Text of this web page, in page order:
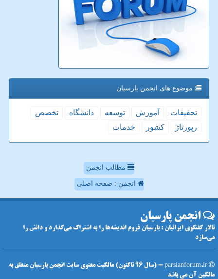
موضوع های انجمن پارسیان
تحقیقات آموزش توسعه دانشگاه
تخصص
رپورتاژ
كشور خدمات
مطالب انجمن
انجمن : صفحه اصلی
انجمن پارسیان
تالار گفتگوی ایرانیان : پارسیان فروم اندیشه‌ها را به اشتراک می‌گذارد و دانش را
می‌سازد
parsianforum.ir - (سال 96 تاکنون) مالکیت معنوی سایت انجمن پارسیان متعلق به
مالکین آن می باشد